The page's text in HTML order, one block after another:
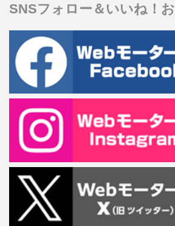
SNSフォロー＆いいね！